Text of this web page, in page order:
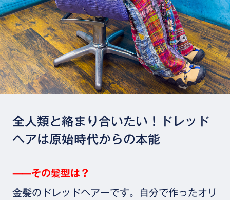
全人類と絡まり合いたい！ドレッド
ヘアは原始時代からの本能
⸺その髪型は？
金髪のドレッドヘアーです。自分で作ったオリ